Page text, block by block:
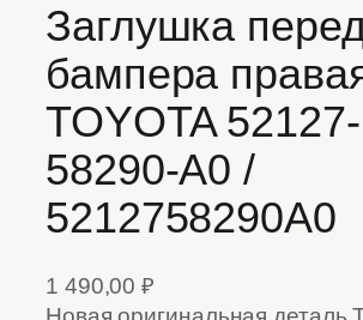
Заглушка
бампера
TOYOTA 52127-
58290-A0 /
5212758290A0
1 490,00₽